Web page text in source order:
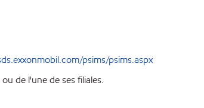
psims/psims.aspx
de l'une de ses filiales.